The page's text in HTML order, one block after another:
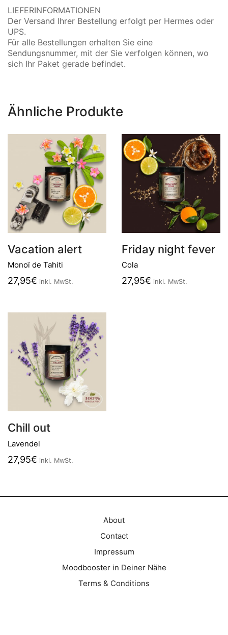
LIEFERINFORMATIONEN
Der Versand Ihrer Bestellung erfolgt per Hermes oder
UPS.
Für alle Bestellungen erhalten Sie eine
Sendungsnummer, mit der Sie verfolgen können, wo
sich Ihr Paket gerade befindet.
Ähnliche Produkte
Vacation alert
Monoï de Tahiti
27,95€ inkl. MwSt.
Friday night fever
Cola
27,95€ inkl. MwSt.
Chill out
Lavendel
27,95€ inkl. MwSt.
About
Contact
Impressum
Moodbooster in Deiner Nähe
Terms & Conditions